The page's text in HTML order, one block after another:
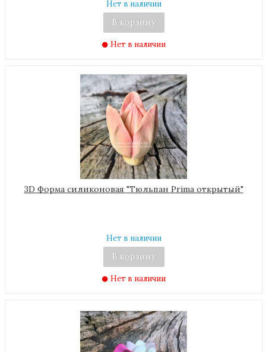
Нет в наличии
В корзину
Нет в наличии
3D Форма силиконовая "Тюльпан Prima открытый"
Нет в наличии
В корзину
Нет в наличии